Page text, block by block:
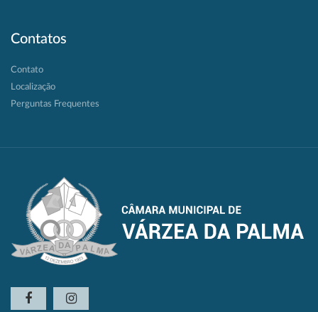
Contatos
Contato
Localização
Perguntas Frequentes